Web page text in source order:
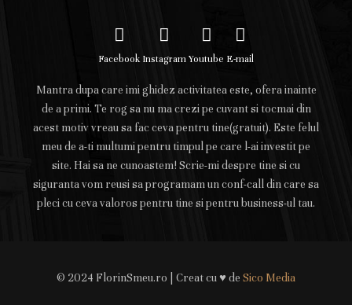
Facebook Instagram Youtube E-mail
Mantra dupa care imi ghidez activitatea este, ofera inainte
de a primi. Te rog sa nu ma crezi pe cuvant si tocmai din
acest motiv vreau sa fac ceva pentru tine(gratuit). Este felul
meu de a-ti multumi pentru timpul pe care l-ai investit pe
site. Hai sa ne cunoastem! Scrie-mi despre tine si cu
siguranta vom reusi sa programam un conf-call din care sa
pleci cu ceva valoros pentru tine si pentru business-ul tau.
© 2024 FlorinSmeu.ro | Creat cu ♥ de Sico Media